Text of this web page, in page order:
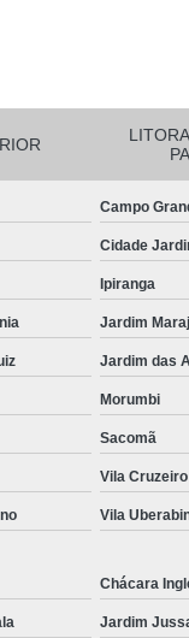
Campo
Cidade
Ipiranga
Jardim
Jardim das
Morumbi
Sacomã
Vila Cruzeiro
Vila
Chácara
Jardim